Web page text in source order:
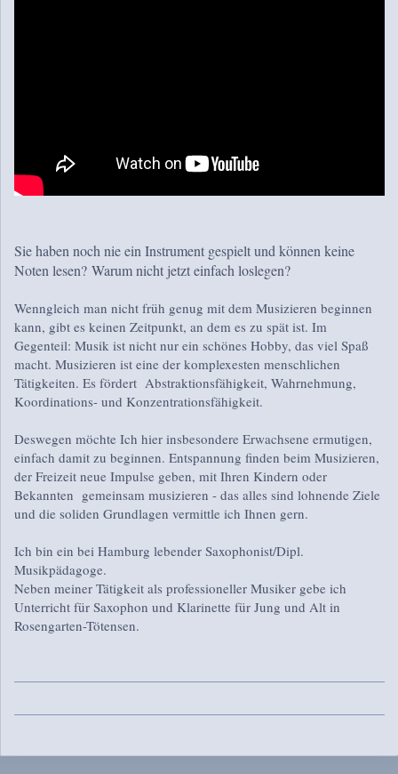
Sie haben noch nie ein Instrument gespielt und können keine
Noten lesen? Warum nicht jetzt einfach loslegen?
Wenngleich man nicht früh genug mit dem Musizieren beginnen
kann, gibt es keinen Zeitpunkt, an dem es zu spät ist. Im
Gegenteil: Musik ist nicht nur ein schönes Hobby, das viel Spaß
macht. Musizieren ist eine der komplexesten menschlichen
Tätigkeiten. Es fördert Abstraktionsfähigkeit, Wahrnehmung,
Koordinations- und Konzentrationsfähigkeit.
Deswegen möchte Ich hier insbesondere Erwachsene ermutigen,
einfach damit zu beginnen. Entspannung finden beim Musizieren,
der Freizeit neue Impulse geben, mit Ihren Kindern oder
Bekannten gemeinsam musizieren - das alles sind lohnende Ziele
und die soliden Grundlagen vermittle ich Ihnen gern.
Ich bin ein bei Hamburg lebender Saxophonist/Dipl.
Musikpädagoge.
Neben meiner Tätigkeit als professioneller Musiker gebe ich
Unterricht für Saxophon und Klarinette für Jung und Alt in
Rosengarten-Tötensen.